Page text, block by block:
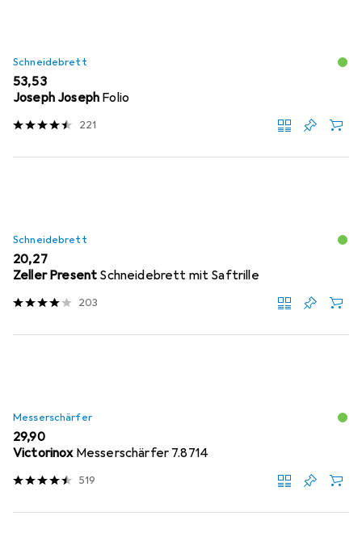
Schneidebrett
EUR
53,53
Joseph Joseph Folio
221
Schneidebrett
EUR
20,27
Zeller Present Schneidebrett mit Saftrille
203
Messerschärfer
EUR
29,90
Victorinox Messerschärfer 7.8714
519